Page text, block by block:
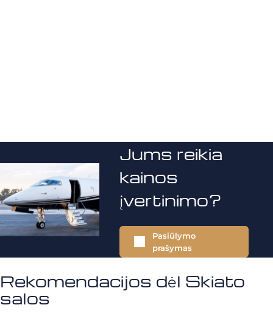
Jums reikia
kainos
įvertinimo?
Pasiūlymo
prašymas
Rekomendacijos dėl Skiato
salos